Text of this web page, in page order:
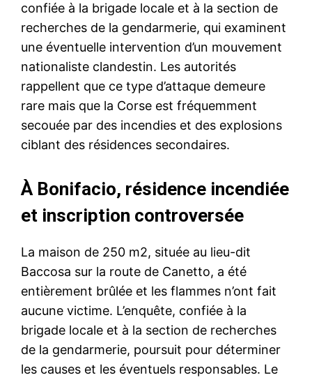
confiée à la brigade locale et à la section de
recherches de la gendarmerie, qui examinent
une éventuelle intervention d’un mouvement
nationaliste clandestin. Les autorités
rappellent que ce type d’attaque demeure
rare mais que la Corse est fréquemment
secouée par des incendies et des explosions
ciblant des résidences secondaires.
À Bonifacio, résidence incendiée
et inscription controversée
La maison de 250 m2, située au lieu-dit
Baccosa sur la route de Canetto, a été
entièrement brûlée et les flammes n’ont fait
aucune victime. L’enquête, confiée à la
brigade locale et à la section de recherches
de la gendarmerie, poursuit pour déterminer
les causes et les éventuels responsables. Le